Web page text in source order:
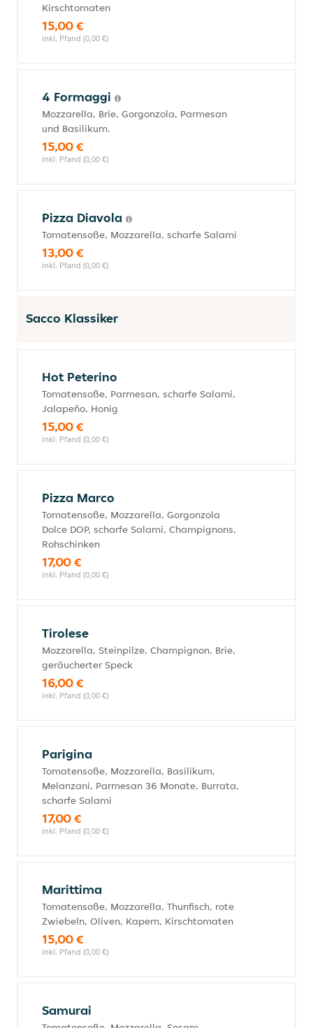
Kirschtomaten
15,00 €
inkl. Pfand (0,00 €)
4 Formaggi
Mozzarella, Brie, Gorgonzola, Parmesan
und Basilikum.
15,00 €
inkl. Pfand (0,00 €)
Pizza Diavola
Tomatensoße, Mozzarella, scharfe Salami
13,00 €
inkl. Pfand (0,00 €)
Sacco Klassiker
Hot Peterino
Tomatensoße, Parmesan, scharfe Salami,
Jalapeño, Honig
15,00 €
inkl. Pfand (0,00 €)
Pizza Marco
Tomatensoße, Mozzarella, Gorgonzola
Dolce DOP, scharfe Salami, Champignons,
Rohschinken
17,00 €
inkl. Pfand (0,00 €)
Tirolese
Mozzarella, Steinpilze, Champignon, Brie,
geräucherter Speck
16,00 €
inkl. Pfand (0,00 €)
Parigina
Tomatensoße, Mozzarella, Basilikum,
Melanzani, Parmesan 36 Monate, Burrata,
scharfe Salami
17,00 €
inkl. Pfand (0,00 €)
Marittima
Tomatensoße, Mozzarella, Thunfisch, rote
Zwiebeln, Oliven, Kapern, Kirschtomaten
15,00 €
inkl. Pfand (0,00 €)
Samurai